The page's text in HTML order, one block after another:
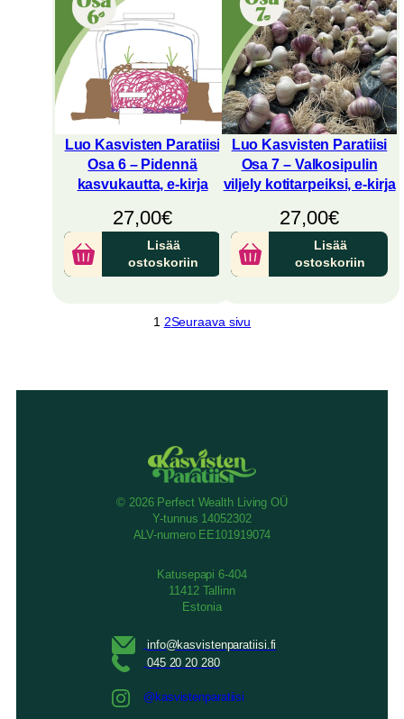
Luo Kasvisten Paratiisi
Osa 6 – Pidennä
kasvukautta, e-kirja
27,00€
Lisää
ostoskoriin
Luo Kasvisten Paratiisi
Osa 7 – Valkosipulin
viljely kotitarpeiksi, e-kirja
27,00€
Lisää
ostoskoriin
1 2Seuraava sivu
© 2026 Perfect Wealth Living OÜ
Y-tunnus 14052302
ALV-numero EE101919074
Katusepapi 6-404
11412 Tallinn
Estonia
@kasvistenparatiisi